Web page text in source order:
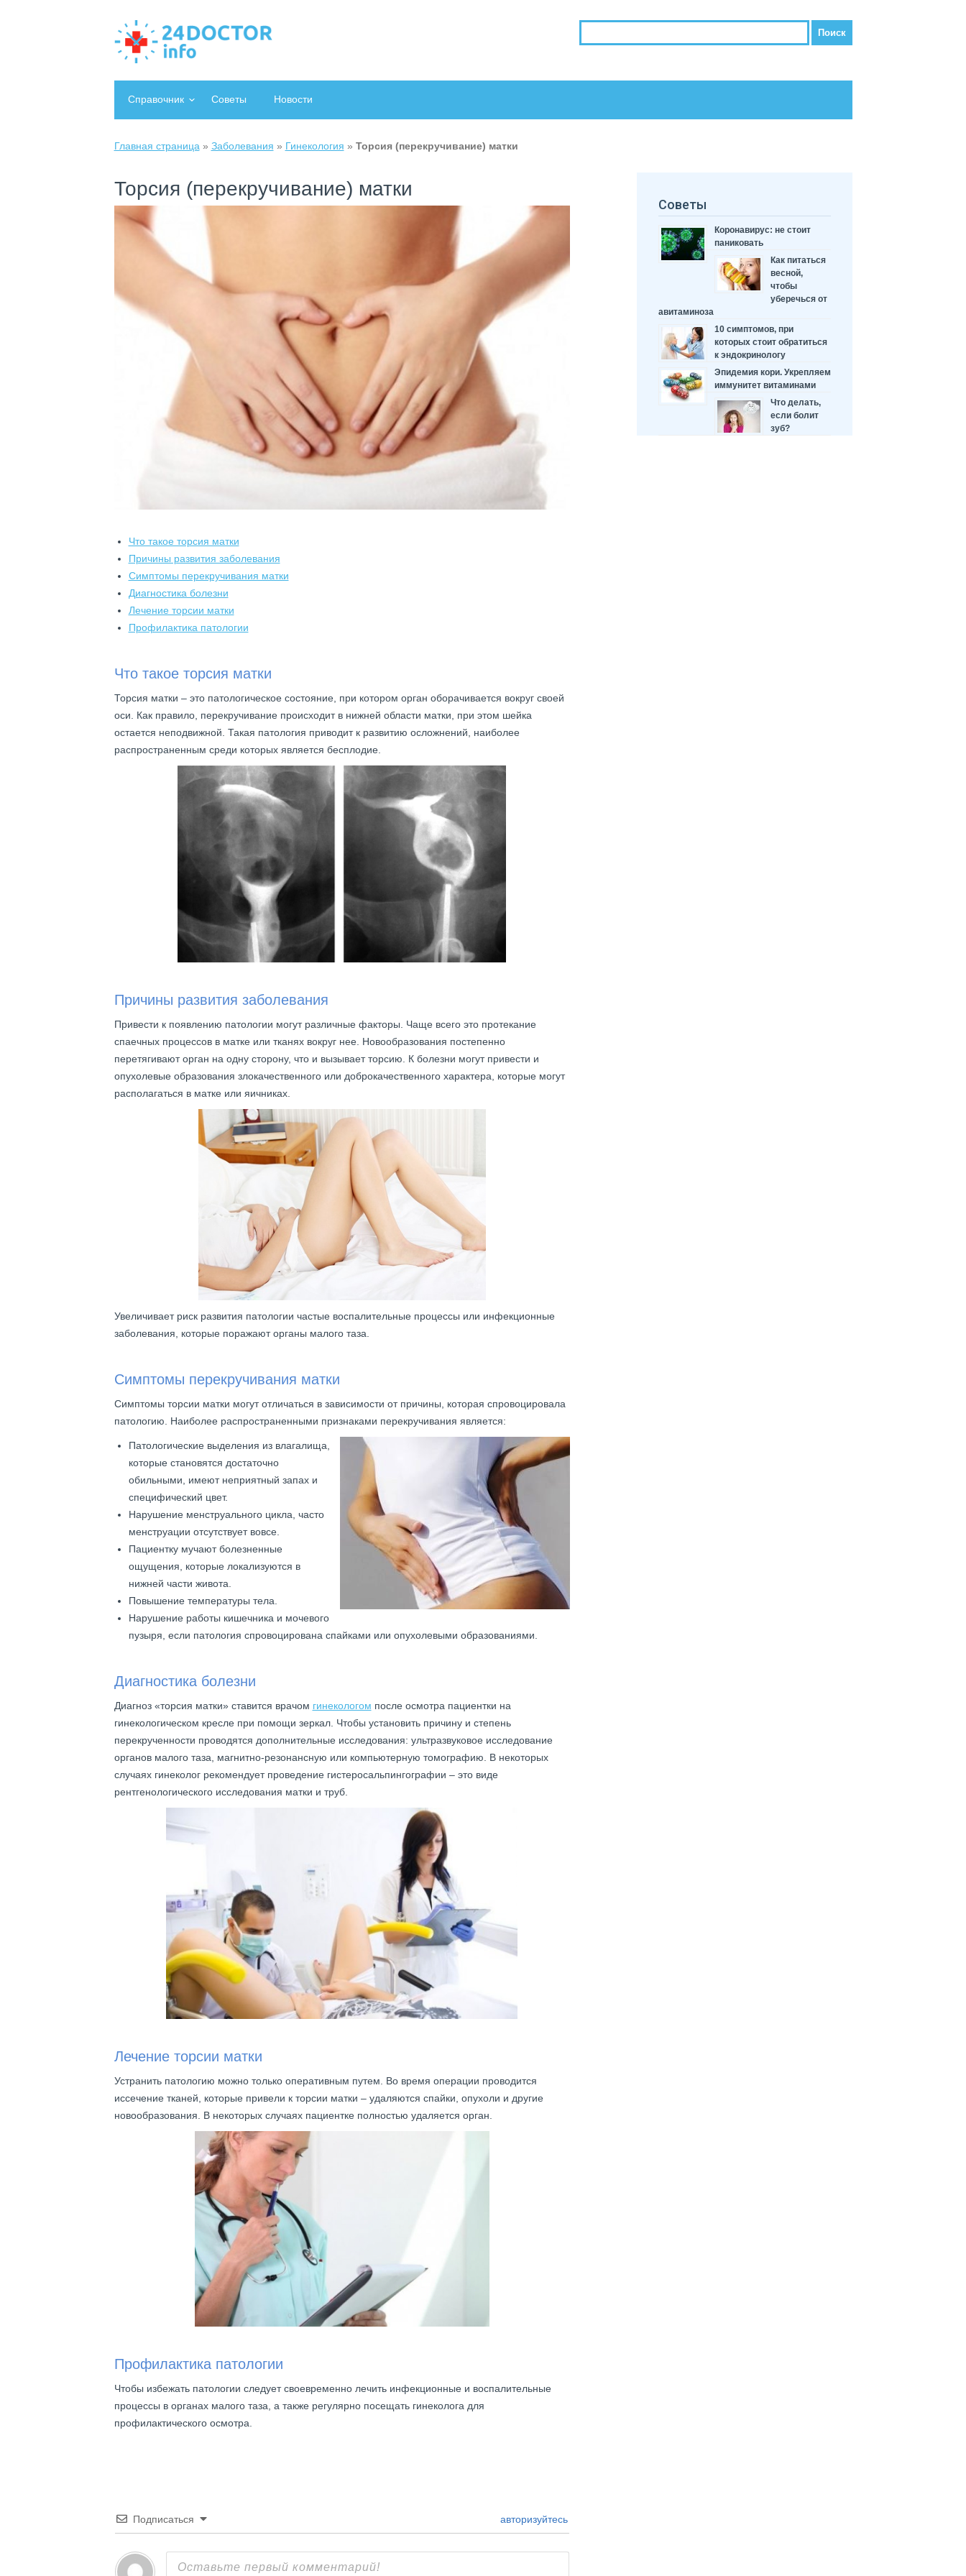
Справочник Советы Новости
Главная страница » Заболевания » Гинекология » Торсия (перекручивание) матки
Торсия (перекручивание) матки
Что такое торсия матки
Причины развития заболевания
Симптомы перекручивания матки
Диагностика болезни
Лечение торсии матки
Профилактика патологии
Что такое торсия матки
Торсия матки – это патологическое состояние, при котором орган оборачивается вокруг своей
оси. Как правило, перекручивание происходит в нижней области матки, при этом шейка
остается неподвижной. Такая патология приводит к развитию осложнений, наиболее
распространенным среди которых является бесплодие.
Причины развития заболевания
Привести к появлению патологии могут различные факторы. Чаще всего это протекание
спаечных процессов в матке или тканях вокруг нее. Новообразования постепенно
перетягивают орган на одну сторону, что и вызывает торсию. К болезни могут привести и
опухолевые образования злокачественного или доброкачественного характера, которые могут
располагаться в матке или яичниках.
Увеличивает риск развития патологии частые воспалительные процессы или инфекционные
заболевания, которые поражают органы малого таза.
Симптомы перекручивания матки
Симптомы торсии матки могут отличаться в зависимости от причины, которая спровоцировала
патологию. Наиболее распространенными признаками перекручивания является:
Патологические выделения из влагалища,
которые становятся достаточно
обильными, имеют неприятный запах и
специфический цвет.
Нарушение менструального цикла, часто
менструации отсутствует вовсе.
Пациентку мучают болезненные
ощущения, которые локализуются в
нижней части живота.
Повышение температуры тела.
Нарушение работы кишечника и мочевого
пузыря, если патология спровоцирована спайками или опухолевыми образованиями.
Диагностика болезни
Диагноз «торсия матки» ставится врачом гинекологом после осмотра пациентки на
гинекологическом кресле при помощи зеркал. Чтобы установить причину и степень
перекрученности проводятся дополнительные исследования: ультразвуковое исследование
органов малого таза, магнитно-резонансную или компьютерную томографию. В некоторых
случаях гинеколог рекомендует проведение гистеросальпингографии – это виде
рентгенологического исследования матки и труб.
Лечение торсии матки
Устранить патологию можно только оперативным путем. Во время операции проводится
иссечение тканей, которые привели к торсии матки – удаляются спайки, опухоли и другие
новообразования. В некоторых случаях пациентке полностью удаляется орган.
Профилактика патологии
Чтобы избежать патологии следует своевременно лечить инфекционные и воспалительные
процессы в органах малого таза, а также регулярно посещать гинеколога для
профилактического осмотра.
Подписаться авторизуйтесь
Советы
Коронавирус: не стоит
паниковать
Как питаться
весной,
чтобы
уберечься от
авитаминоза
10 симптомов, при
которых стоит обратиться
к эндокринологу
Эпидемия кори. Укрепляем
иммунитет витаминами
Что делать,
если болит
зуб?